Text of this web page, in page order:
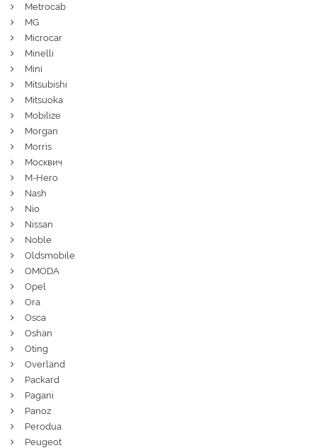
Metrocab
MG
Microcar
Minelli
Mini
Mitsubishi
Mitsuoka
Mobilize
Morgan
Morris
Москвич
M-Hero
Nash
Nio
Nissan
Noble
Oldsmobile
OMODA
Opel
Ora
Osca
Oshan
Oting
Overland
Packard
Pagani
Panoz
Perodua
Peugeot